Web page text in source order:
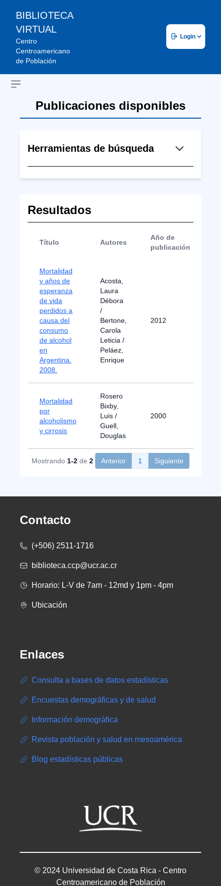
BIBLIOTECA
VIRTUAL
Centro
Centroamericano
de Población
Login
Open sidebar
Publicaciones disponibles
Herramientas de búsqueda
Resultados
Título Autores
Año de
publicación
Mortalidad
y años de
esperanza
de vida
perdidos a
causa del
consumo
de alcohol
en
Argentina.
2008.
Acosta,
Laura
Débora
/
Bertone,
Carola
Leticia /
Peláez,
Enrique
2012
Mortalidad
por
alcoholismo
y cirrosis
Rosero
Bixby,
Luis /
Guell,
Douglas
2000
Mostrando 1-2 de 2 Anterior 1 Siguiente
Contacto
(+506) 2511-1716
biblioteca.ccp@ucr.ac.cr
Horario: L-V de 7am - 12md y 1pm - 4pm
Ubicación
Enlaces
Consulta a bases de datos estadísticas
Encuestas demográficas y de salud
Información demográfica
Revista población y salud en mesoamérica
Blog estadísticas públicas
© 2024 Universidad de Costa Rica - Centro
Centroamericano de Población